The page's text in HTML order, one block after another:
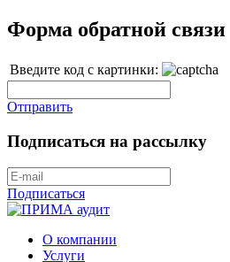
Форма обратной связи
Введите код с картинки:
Отправить
Подписаться на рассылку
Подписаться
О компании
Услуги